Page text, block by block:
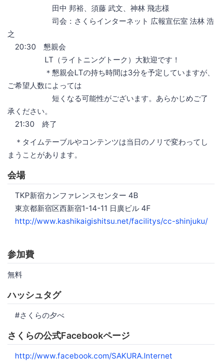
田中 邦裕、須藤 武文、神林 飛志様
司会：さくらインターネット 広報宣伝室 法林 浩
之
20:30 懇親会
LT（ライトニングトーク）大歓迎です！
＊懇親会LTの持ち時間は3分を予定していますが、
ご希望人数によっては
短くなる可能性がございます。あらかじめご了
承ください。
21:30 終了
＊タイムテーブルやコンテンツは当日のノリで変わってし
まうことがあります。
会場
TKP新宿カンファレンスセンター 4B
東京都新宿区西新宿1-14-11 日廣ビル 4F
http://www.kashikaigishitsu.net/facilitys/cc-shinjuku/
参加費
無料
ハッシュタグ
#さくらの夕べ
さくらの公式Facebookページ
http://www.facebook.com/SAKURA.Internet